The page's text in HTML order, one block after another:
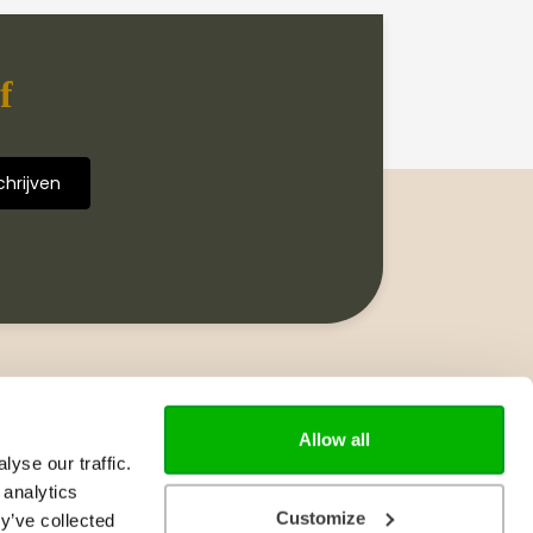
our traffic.
collected
Allow all
Customize